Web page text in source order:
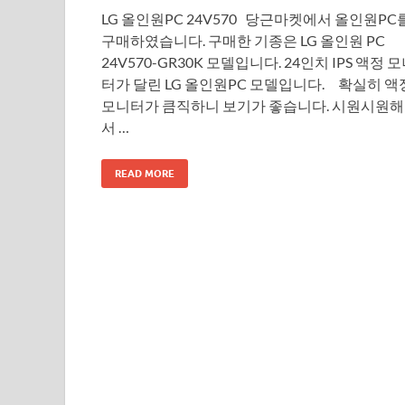
LG 올인원PC 24V570 당근마켓에서 올인원PC
구매하였습니다. 구매한 기종은 LG 올인원 PC
24V570-GR30K 모델입니다. 24인치 IPS 액정 모
터가 달린 LG 올인원PC 모델입니다. 확실히 액
모니터가 큼직하니 보기가 좋습니다. 시원시원해
서 …
READ MORE